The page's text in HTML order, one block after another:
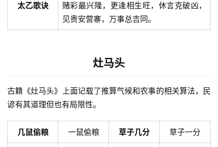
太乙歌诀
赌彩最兴隆，更逢相生旺，休言克破凶，
见贵安营寨，万事总吉同。
灶马头
古籍《灶马头》上面记载了推算气候和农事的相关算法，民
谚有其道理但也有局限性。
几鼠偷粮 一鼠偷粮 草子几分 草子一分